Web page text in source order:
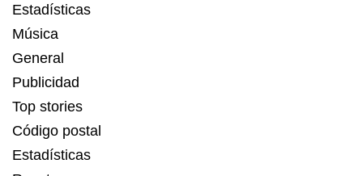
Estadísticas
Música
General
Publicidad
Top stories
Código postal
Estadísticas